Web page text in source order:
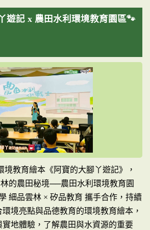
遊記 x 農田水利環境教育園區🐾
境教育繪本《阿寶的大腳丫遊記》，
的農田秘境──農田水利環境教育園
細品雲林 × 矽品教育 攜手合作，持續
境亮點與品德教育的環境教育繪本，
地體驗，了解農田與水資源的重要